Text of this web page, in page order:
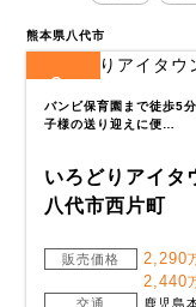
熊本県八代市
2
バンビ保育園まで徒歩5
子様の送り迎えに便…
いろどりアイタ
八代市西片町
販売価格 2,290
2,440
交通
鹿児島